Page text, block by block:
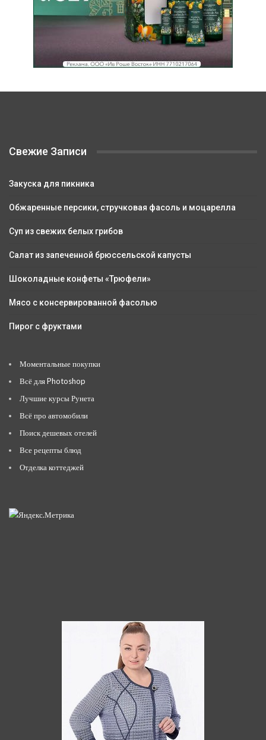
Свежие Записи
Закуска для пикника
Обжаренные персики, стручковая фасоль и моцарелла
Суп из свежих белых грибов
Салат из запеченной брюссельской капусты
Шоколадные конфеты «Трюфели»
Мясо с консервированной фасолью
Пирог с фруктами
Моментальные покупки
Всё для Photoshop
Лучшие курсы Рунета
Всё про автомобили
Поиск дешевых отелей
Все рецепты блюд
Отделка коттеджей